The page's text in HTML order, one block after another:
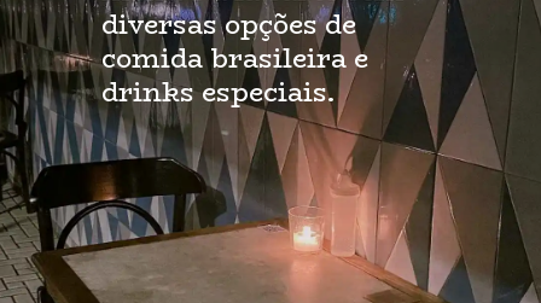
diversas opções de
comida brasileira e
drinks especiais.